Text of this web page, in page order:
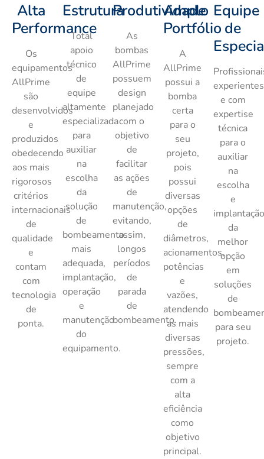
Alta
Performance
Os
equipamentos
AllPrime
são
desenvolvidos
e
produzidos
obedecendo
aos mais
rigorosos
critérios
internacionais
de
qualidade
e
contam
com
tecnologia
de
ponta.
Estrutura
Total
apoio
técnico
de
equipe
altamente
especializada
para
auxiliar
na
escolha
da
solução
de
bombeamento
mais
adequada,
implantação,
operação
e
manutenção
do
equipamento.
Produtividade
As
bombas
AllPrime
possuem
design
planejado
com o
objetivo
de
facilitar
as ações
de
manutenção,
evitando,
assim,
longos
períodos
de
parada
de
bombeamento.
Amplo
Portfólio
A
AllPrime
possui a
bomba
certa
para o
seu
projeto,
pois
possui
diversas
opções
de
diâmetros,
acionamentos,
potências
e
vazões,
atendendo
as mais
diversas
pressões,
sempre
com a
alta
eficiência
como
objetivo
principal.
Equipe
de
experientes
e com
expertise
técnica
para o
auxiliar
na
escolha
e
da
melhor
opção
em
soluções
de
para seu
projeto.